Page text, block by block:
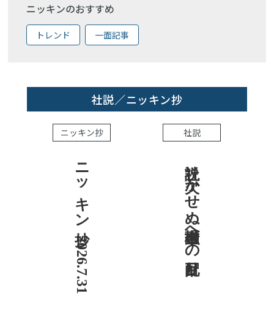
ニッキンのおすすめ
トレンド 一面記事
社説／ニッキン抄
ニッキン抄
ニッキン抄 2026.7.31
社説
社説 欠かせぬ金融市場への目配り